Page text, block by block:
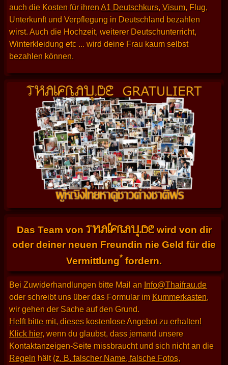
auch die Kosten für ihrenA1 Deutschkurs, Visum, Flug,
Unterkunft und Verpflegung in Deutschland bezahlen
wirst. Auch die Hochzeit, weiterer Deutschunterricht,
Winterkleidung etc ... wird deine Frau kaum selbst
bezahlen können.
Das Team vonTHAIFRAU.DEwird von dir
oder deiner neuen Freundin nie Geld für die
Vermittlung* fordern.
Bei Zuwiderhandlungen bitte Mail an Info@Thaifrau.de
oder schreibt uns über das Formular im Kummerkasten,
wir gehen der Sache auf den Grund.
Helft bitte mit, dieses kostenlose Angebot zu erhalten!
Klick hier, wenn du glaubst, dass jemand unsere
Kontaktanzeigen-Seite missbraucht und sich nicht an die
Regeln hält (z. B. falscher Name, falsche Fotos,